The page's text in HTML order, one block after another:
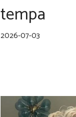
tempa
2026-07-03